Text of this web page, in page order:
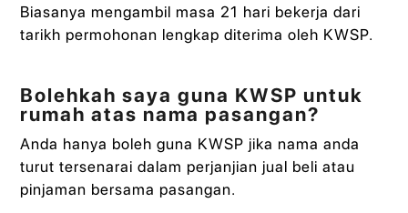
Biasanya mengambil masa 21 hari bekerja dari
tarikh permohonan lengkap diterima oleh KWSP.
Bolehkah saya guna KWSP untuk
rumah atas nama pasangan?
Anda hanya boleh guna KWSP jika nama anda
turut tersenarai dalam perjanjian jual beli atau
pinjaman bersama pasangan.